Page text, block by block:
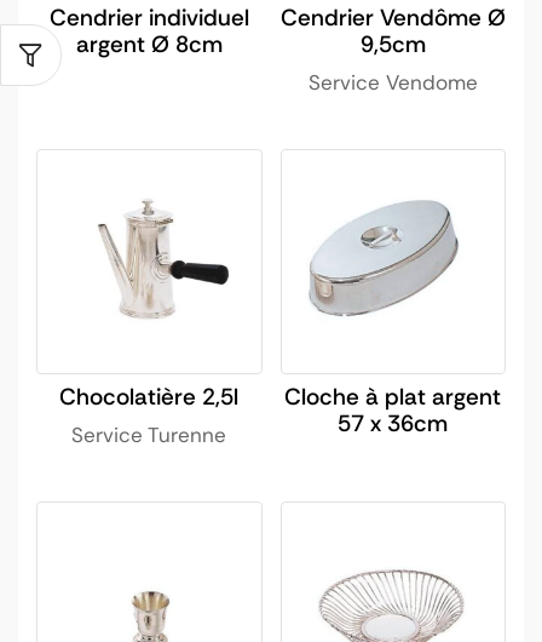
Cendrier individuel
argent Ø 8cm
Cendrier Vendôme Ø
9,5cm
Service Vendome
Chocolatière 2,5l
Service Turenne
Cloche à plat argent
57 x 36cm